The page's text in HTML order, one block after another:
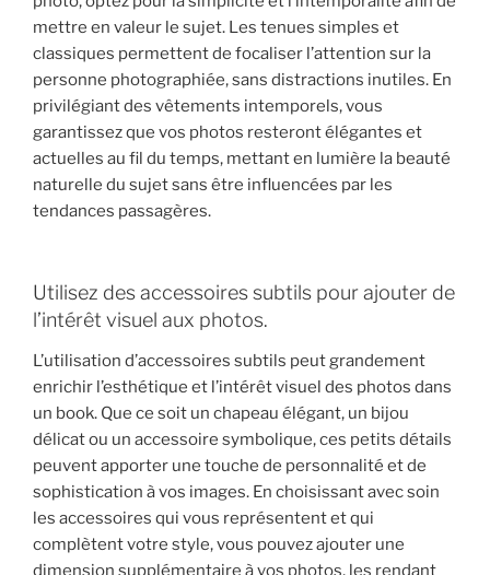
mettre en valeur le sujet. Les tenues simples et
classiques permettent de focaliser l’attention sur la
personne photographiée, sans distractions inutiles. En
privilégiant des vêtements intemporels, vous
garantissez que vos photos resteront élégantes et
actuelles au fil du temps, mettant en lumière la beauté
naturelle du sujet sans être influencées par les
tendances passagères.
Utilisez des accessoires subtils pour ajouter de
l’intérêt visuel aux photos.
L’utilisation d’accessoires subtils peut grandement
enrichir l’esthétique et l’intérêt visuel des photos dans
un book. Que ce soit un chapeau élégant, un bijou
délicat ou un accessoire symbolique, ces petits détails
peuvent apporter une touche de personnalité et de
sophistication à vos images. En choisissant avec soin
les accessoires qui vous représentent et qui
complètent votre style, vous pouvez ajouter une